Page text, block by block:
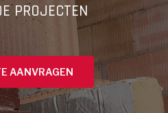
PROJECTEN
AANVRAGEN